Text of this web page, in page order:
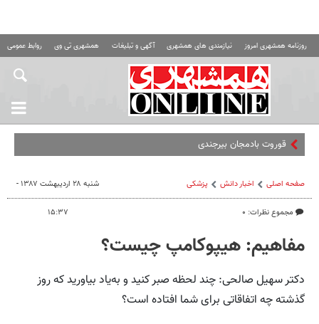
روزنامه همشهری امروز نیازمندی های همشهری آگهی و تبلیغات همشهری تی وی روابط عمومی
قوروت بادمجان بیرجندی؛ تنها غذای بنفش
صفحه اصلی اخبار دانش پزشکی
مجموع نظرات: ۰
شنبه ۲۸ اردیبهشت ۱۳۸۷ -
۱۵:۳۷
مفاهیم: هیپوکامپ چیست؟
دکتر سهیل صالحی: چند لحظه صبر کنید و به‌یاد بیاورید که روز
گذشته چه اتفاقاتی برای شما افتاده است؟